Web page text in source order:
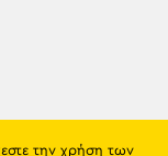
την χρήση των